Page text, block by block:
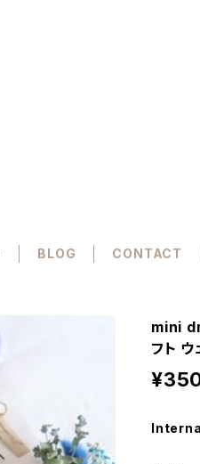
BLOG CONTACT
mini
フト